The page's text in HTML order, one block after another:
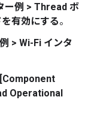
ー例 > Thread ボ
有効にする。
> Wi-Fi インタ
[Component
Operational